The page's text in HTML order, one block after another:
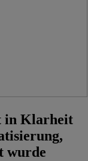
in Klarheit
wurde